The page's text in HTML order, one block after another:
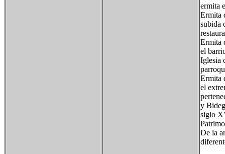
ermita
Ermita
subida
Ermita
el
Iglesia
Ermita
el
y
siglo
De la